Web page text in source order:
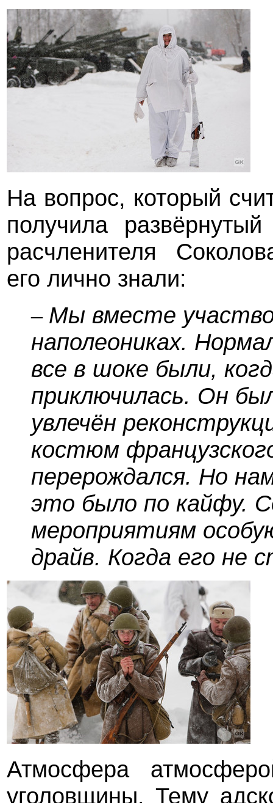
На вопрос, который
получила
расчленителя
его лично знали:
– Мы вместе
наполеониках.
все в шоке были,
приключилась. Он
увлечён
костюм
перерождался. Но
это было по кайфу.
мероприятиям
драйв. Когда его не
Атмосфера
уголовщины. Тему